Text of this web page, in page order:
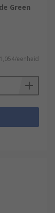
Green
eenheid